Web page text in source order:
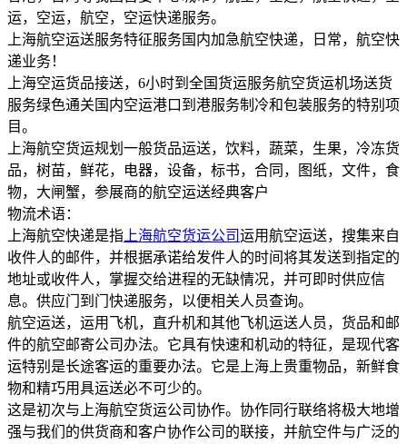
运，空运，航空，空运快递服务。
上海航空运送服务特征服务国内加急航空快递，日常，航空快
递业务！
上海空运货品接送，6小时到全国货运服务航空货运机场送货
服务绿色通关国内空运港口到港服务制冷和包装服务的特别项
目。
上海航空货运规划一般货品运送，饮料，蔬菜，生果，冷冻货
品，树苗，鲜花，电器，设备，标书，合同，图纸，文件，食
物，大闸蟹，参展商的航空运送经典客户
物流术语：
上海航空快递是指 上海航空货运公司运用航空运送，搜集来自
收件人的邮件，并根据承诺给发件人的时间将其发送到指定的
地址或收件人，掌握交给进程的无缺情况，并可即时供应信
息。供应门到门快递服务，以便相关人员查询。
航空运送，运用飞机，直升机和其他飞机运送人员，货品和邮
件的航空邮寄公司办法。它具有快速和机动的特征，是现代客
运特别是长途客运的重要办法。它是上海上贵重物品，新鲜食
物和精巧用具运送必不可少的。
这是初次与上海航空货运公司协作。协作同行联络将极大地增
强与我们的供货商和客户协作公司的联接，并航空件与广泛的